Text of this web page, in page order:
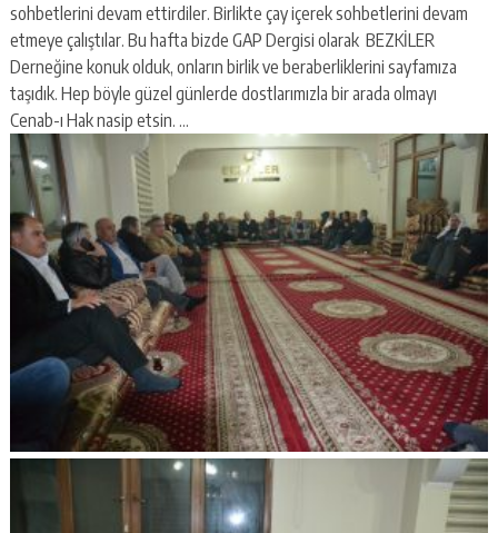
sohbetlerini devam ettirdiler. Birlikte çay içerek sohbetlerini devam
etmeye çalıştılar. Bu hafta bizde GAP Dergisi olarak BEZKİLER
Derneğine konuk olduk, onların birlik ve beraberliklerini sayfamıza
taşıdık. Hep böyle güzel günlerde dostlarımızla bir arada olmayı
Cenab-ı Hak nasip etsin. …